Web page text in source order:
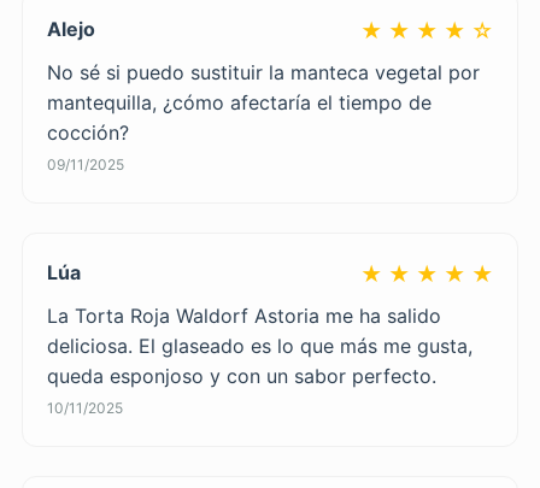
Alejo ★ ★ ★ ★ ☆
No sé si puedo sustituir la manteca vegetal por
mantequilla, ¿cómo afectaría el tiempo de
cocción?
09/11/2025
Lúa ★ ★ ★ ★ ★
La Torta Roja Waldorf Astoria me ha salido
deliciosa. El glaseado es lo que más me gusta,
queda esponjoso y con un sabor perfecto.
10/11/2025